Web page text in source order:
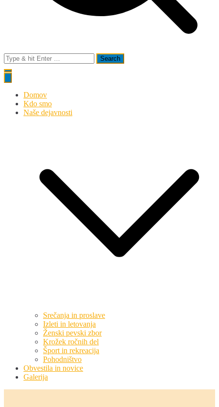
Search
for:
Domov
Kdo smo
Naše dejavnosti
Srečanja in proslave
Izleti in letovanja
Ženski pevski zbor
Krožek ročnih del
Šport in rekreacija
Pohodništvo
Obvestila in novice
Galerija